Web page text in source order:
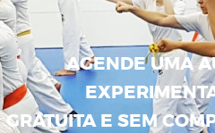
AGENDE UMA
GRATUITA E SEM